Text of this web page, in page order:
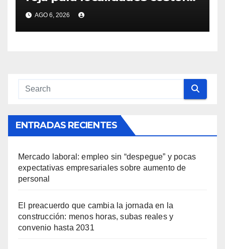
de Canelones, Maldonado y
Rocha ante la llegada del
ciclón extratropical
AGO 6, 2026
ENTRADAS RECIENTES
Mercado laboral: empleo sin “despegue” y pocas
expectativas empresariales sobre aumento de
personal
El preacuerdo que cambia la jornada en la
construcción: menos horas, subas reales y
convenio hasta 2031